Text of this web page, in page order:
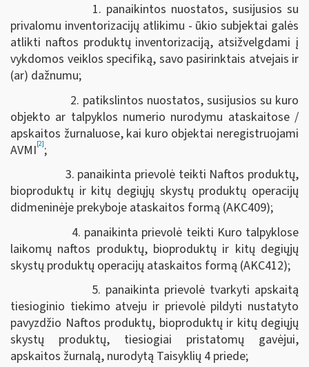
1. panaikintos nuostatos, susijusios su
privalomu inventorizacijų atlikimu - ūkio subjektai galės
atlikti naftos produktų inventorizaciją, atsižvelgdami į
vykdomos veiklos specifiką, savo pasirinktais atvejais ir
(ar) dažnumu;
2. patikslintos nuostatos, susijusios su kuro
objekto ar talpyklos numerio nurodymu ataskaitose /
apskaitos žurnaluose, kai kuro objektai neregistruojami
AVMI[2];
3. panaikinta prievolė teikti Naftos produktų,
bioproduktų ir kitų degiųjų skystų produktų operacijų
didmeninėje prekyboje ataskaitos formą (AKC409);
4. panaikinta prievolė teikti Kuro talpyklose
laikomų naftos produktų, bioproduktų ir kitų degiųjų
skystų produktų operacijų ataskaitos formą (AKC412);
5. panaikinta prievolė tvarkyti apskaitą
tiesioginio tiekimo atveju ir prievolė pildyti nustatyto
pavyzdžio Naftos produktų, bioproduktų ir kitų degiųjų
skystų produktų, tiesiogiai pristatomų gavėjui,
apskaitos žurnalą, nurodytą Taisyklių 4 priede;